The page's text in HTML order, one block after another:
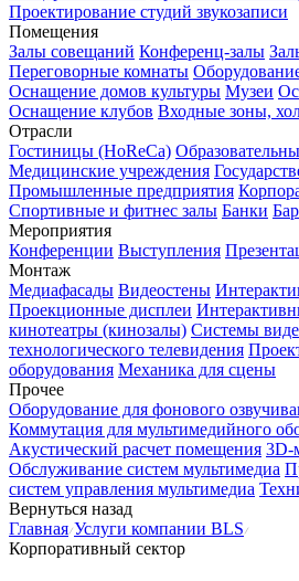
Проектирование студий звукозаписи
Помещения
Залы совещаний Конференц-залы
Переговорные комнаты
Оснащение домов культуры Музеи
Оснащение клубов Входные зоны,
Отрасли
Гостиницы (HoReCa)
Медицинские учреждения
Промышленные предприятия
Спортивные и фитнес залы Банки
Мероприятия
Конференции Выступления
Монтаж
Медиафасады Видеостены
Проекционные дисплеи
кинотеатры (кинозалы) Системы
технологического телевидения
оборудования Механика для сцены
Прочее
Оборудование для фонового
Коммутация для мультимедийного
Акустический расчет помещения 3D-
Обслуживание систем мультимедиа
систем управления мультимедиа
Вернуться назад
Главная Услуги компании BLS
Корпоративный сектор